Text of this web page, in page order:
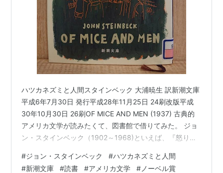
ハツカネズミと人間スタインベック 大浦暁生 訳新潮文庫
平成6年7月30日 発行平成28年11月25日 24刷改版平成
30年10月30日 26刷OF MICE AND MEN (1937) 古典的
アメリカ文学が読みたくて、図書館で借りてみた。 ジョ
ン・スタインベック（1902～1968)といえば、『怒りの
ォード大学で海洋生物学などを学ぶかたわら、農場や商
#ジョン・スタインベック #ハツカネズミと人間
#新潮文庫 #読書 #アメリカ文学 # ノーベル賞